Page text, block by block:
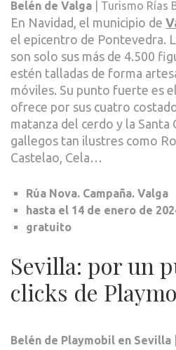
Belén de Valga | Turismo Rías
En Navidad, el municipio de
el epicentro de Pontevedra.
son solo sus más de 4.500
estén talladas de forma
móviles. Su punto fuerte es
ofrece por sus cuatro
matanza del cerdo y la Santa
gallegos tan ilustres como
Castelao, Cela…
Rúa Nova. Campaña. Valga
hasta el 14 de enero de
gratuito
Sevilla: por un
clicks de
Belén de Playmobil en Sevilla